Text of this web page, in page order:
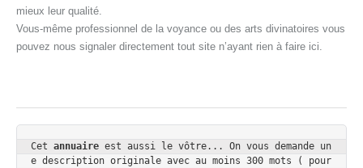
mieux leur qualité.
Vous-même professionnel de la voyance ou des arts divinatoires vous
pouvez nous signaler directement tout site n’ayant rien à faire ici.
Cet annuaire est aussi le vôtre... On vous demande un
e description originale avec au moins 300 mots ( pour